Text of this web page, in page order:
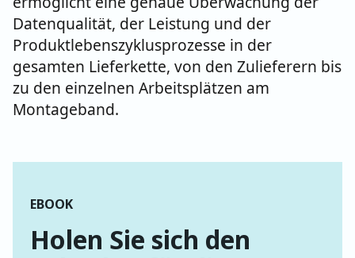
Datenqualität, der Leistung und der
Produktlebenszyklusprozesse in der
gesamten Lieferkette, von den Zulieferern bis
zu den einzelnen Arbeitsplätzen am
Montageband.
EBOOK
Holen Sie sich den